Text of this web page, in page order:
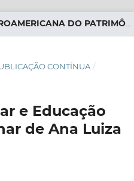
RIDPHE_R REVISTA IBEROAMERICANA DO PATRIMÔNIO HISTÓRICO-EDUCATIVO
CONTÍNUA /
e Educação
de Ana Luiza